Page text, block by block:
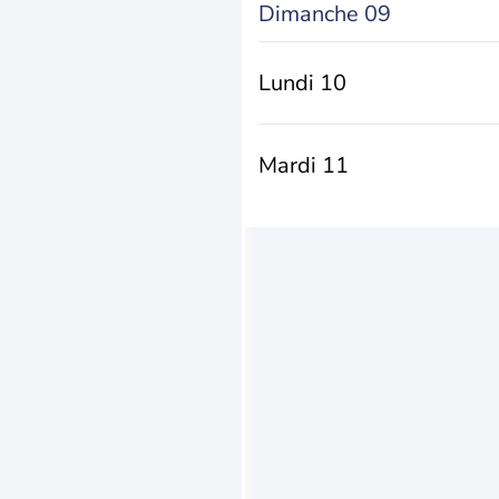
Dimanche 09
Lundi 10
Mardi 11